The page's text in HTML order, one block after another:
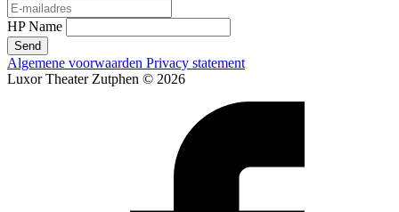
HP Name
Send
Algemene voorwaarden Privacy statement
Luxor Theater Zutphen © 2026